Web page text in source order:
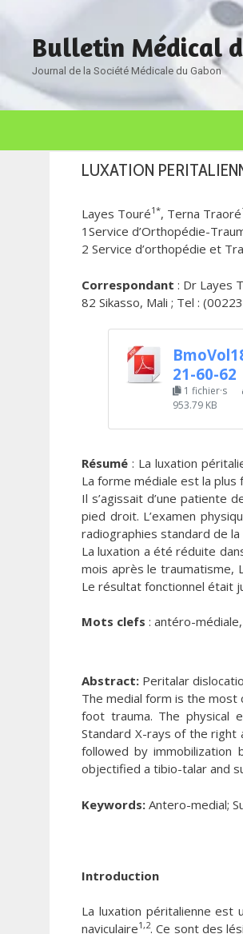
contenuBulletin Médical
Journal de la Société Médicale du Gabon
LUXATION
Layes Touré1*, Terna Traoré
1Service d’Orthopédie-
2 Service d’orthopédie et
Correspondant : Dr Layes
82 Sikasso, Mali ; Tel :
21-60-62
1 fichier·s
953.79 KB
Résumé : La luxation
La forme médiale est la plus
Il s’agissait d’une patiente
pied droit. L’examen
radiographies standard de
La luxation a été réduite
mois après le traumatisme,
Le résultat fonctionnel était
Mots clefs : antéro-
Abstract: Peritalar
The medial form is the most
foot trauma. The physical
Standard X-rays of the right
followed by
objectified a tibio-talar and
Keywords: Antero-medial;
Introduction
La luxation péritalienne est
naviculaire1,2. Ce sont des